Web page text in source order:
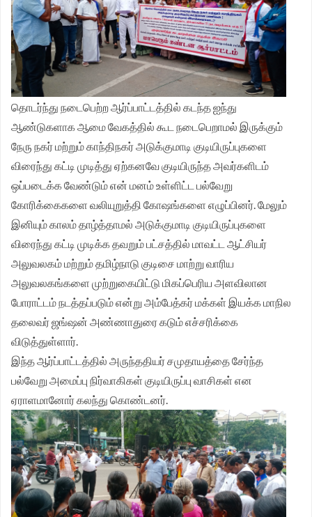
தொடர்ந்து நடைபெற்ற ஆர்ப்பாட்டத்தில் கடந்த ஐந்து
ஆண்டுகளாக ஆமை வேகத்தில் கூட நடைபெறாமல் இருக்கும்
நேரு நகர் மற்றும் காந்திநகர் அடுக்குமாடி குடியிருப்புகளை
விரைந்து கட்டி முடித்து ஏற்கனவே குடியிருந்த அவர்களிடம்
ஒப்படைக்க வேண்டும் என் மனம் உள்ளிட்ட பல்வேறு
கோரிக்கைகளை வலியுறுத்தி கோஷங்களை எழுப்பினர். மேலும்
இனியும் காலம் தாழ்த்தாமல் அடுக்குமாடி குடியிருப்புகளை
விரைந்து கட்டி முடிக்க தவறும் பட்சத்தில் மாவட்ட ஆட்சியர்
அலுவலகம் மற்றும் தமிழ்நாடு குடிசை மாற்று வாரிய
அலுவலகங்களை முற்றுகையிட்டு மிகப்பெரிய அளவிலான
போராட்டம் நடத்தப்படும் என்று அம்பேத்கர் மக்கள் இயக்க மாநில
தலைவர் ஜங்ஷன் அண்ணாதுரை கடும் எச்சரிக்கை
விடுத்துள்ளார்.
இந்த ஆர்ப்பாட்டத்தில் அருந்ததியர் சமுதாயத்தை சேர்ந்த
பல்வேறு அமைப்பு நிர்வாகிகள் குடியிருப்பு வாசிகள் என
ஏராளமானோர் கலந்து கொண்டனர்.